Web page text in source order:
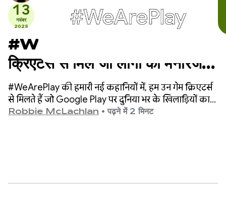
13
नवंबर
2025
#WeArePlay: उन गेम
क्रिएटर्स से मिलें जो लोगों का मनोरंजन
करते हैं, उन्हें प्रेरणा देते हैं, और उनकी
कल्पना को उड़ान देते हैं
#WeArePlay की हमारी नई कहानियों में, हम उन गेम क्रिएटर्स
से मिलते हैं जो Google Play पर दुनिया भर के खिलाड़ियों का
मनोरंजन करते हैं, उन्हें प्रेरणा देते हैं, और उनकी कल्पना को उड़ान
Robbie McLachlan • पढ़ने में 2 मिनट